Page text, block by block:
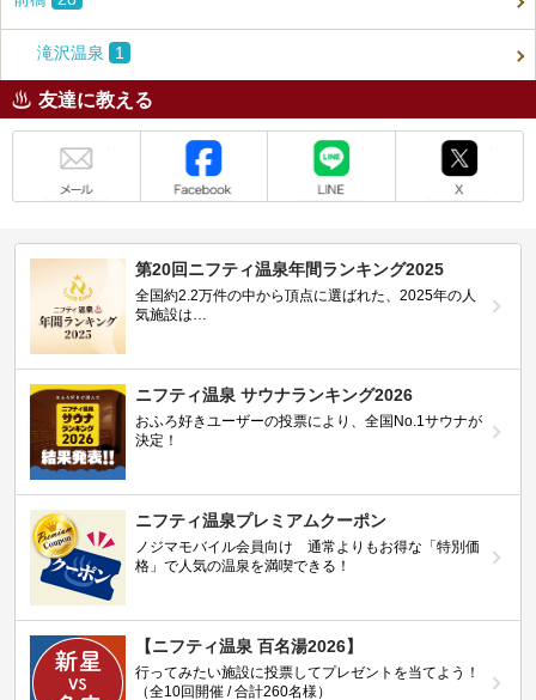
滝沢温泉 1
友達に教える
第20回ニフティ温泉年間ランキング2025
全国約2.2万件の中から頂点に選ばれた、2025年の人
気施設は…
ニフティ温泉 サウナランキング2026
おふろ好きユーザーの投票により、全国No.1サウナが
決定！
ニフティ温泉プレミアムクーポン
ノジマモバイル会員向け 通常よりもお得な「特別価
格」で人気の温泉を満喫できる！
【ニフティ温泉 百名湯2026】
行ってみたい施設に投票してプレゼントを当てよう！
（全10回開催 / 合計260名様）